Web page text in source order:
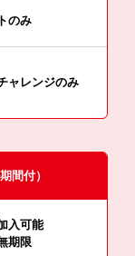
のみ
ャレンジのみ
間付）
入可能
期限